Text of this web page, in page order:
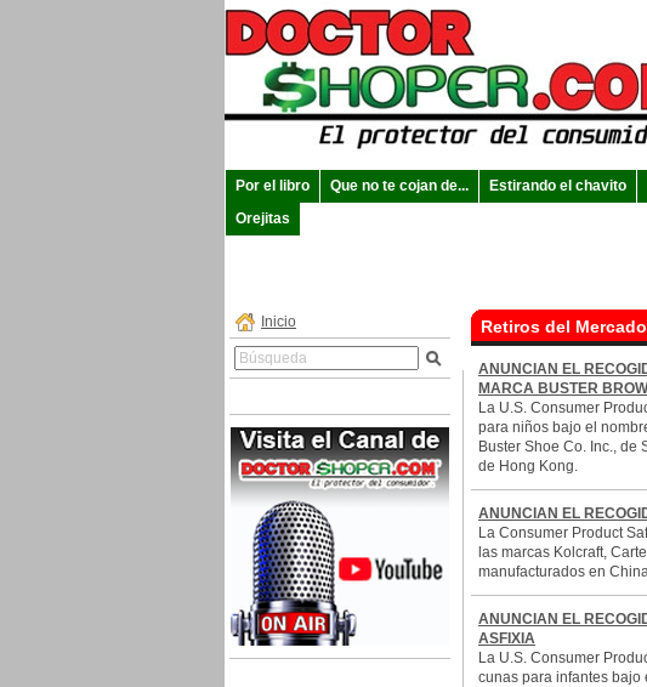
Por el libro Que no te cojan de... Estirando el chavito
Orejitas
Inicio Retiros del Mercado
ANUNCIAN EL
MARCA BUSTER
La U.S. Consumer
para niños bajo el
Buster Shoe Co. Inc.,
de Hong Kong.
ANUNCIAN EL
La Consumer Product
las marcas Kolcraft,
manufacturados en
ANUNCIAN EL
ASFIXIA
La U.S. Consumer
cunas para infantes bajo